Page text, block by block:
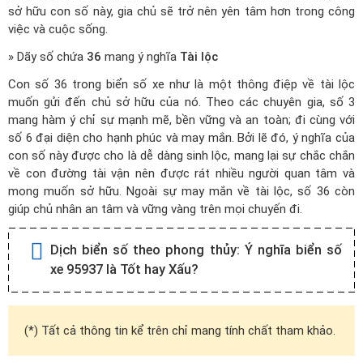
sở hữu con số này, gia chủ sẽ trở nên yên tâm hơn trong công
việc và cuộc sống.
» Dãy số chứa 36 mang ý nghĩa Tài lộc
Con số 36 trong biển số xe như là một thông điệp về tài lộc
muốn gửi đến chủ sở hữu của nó. Theo các chuyên gia, số 3
mang hàm ý chỉ sự mạnh mẽ, bền vững và an toàn; đi cùng với
số 6 đại diện cho hạnh phúc và may mắn. Bởi lẽ đó, ý nghĩa của
con số này được cho là dễ dàng sinh lộc, mang lại sự chắc chắn
về con đường tài vận nên được rát nhiều người quan tâm và
mong muốn sở hữu. Ngoài sự may mắn về tài lộc, số 36 còn
giúp chủ nhân an tâm và vững vàng trên mọi chuyến đi.
Dịch biển số theo phong thủy: Ý nghĩa biển số
xe 95937 là Tốt hay Xấu?
(*) Tất cả thông tin kể trên chỉ mang tính chất tham khảo.